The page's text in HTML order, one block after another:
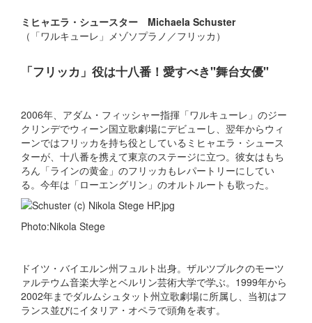
ミヒャエラ・シュースター Michaela Schuster
（「ワルキューレ」メゾソプラノ／フリッカ）
「フリッカ」役は十八番！愛すべき"舞台女優"
2006年、アダム・フィッシャー指揮「ワルキューレ」のジー
クリンデでウィーン国立歌劇場にデビューし、翌年からウィ
ーンではフリッカを持ち役としているミヒャエラ・シュース
ターが、十八番を携えて東京のステージに立つ。彼女はもち
ろん「ラインの黄金」のフリッカもレパートリーにしてい
る。今年は「ローエングリン」のオルトルートも歌った。
Photo:Nikola Stege
ドイツ・バイエルン州フュルト出身。ザルツブルクのモーツ
ァルテウム音楽大学とベルリン芸術大学で学ぶ。1999年から
2002年までダルムシュタット州立歌劇場に所属し、当初はフ
ランス並びにイタリア・オペラで頭角を表す。